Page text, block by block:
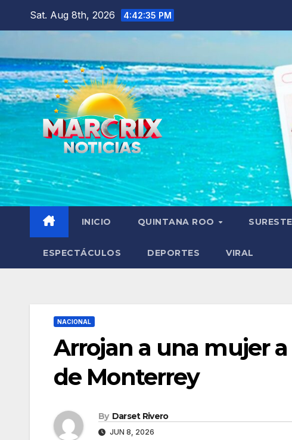
Sat. Aug 8th, 2026 4:42:36 PM
INICIO QUINTANA ROO SURESTE
ESPECTÁCULOS DEPORTES VIRAL
NACIONAL
Arrojan a una mujer
de Monterrey
By Darset Rivero
JUN 8, 2026